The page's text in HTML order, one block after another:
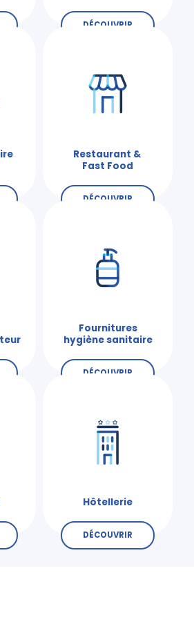
DÉCOUVRIR
Restaurant &
Fast Food
DÉCOUVRIR
Fournitures
hygiène sanitaire
DÉCOUVRIR
Hôtellerie
DÉCOUVRIR